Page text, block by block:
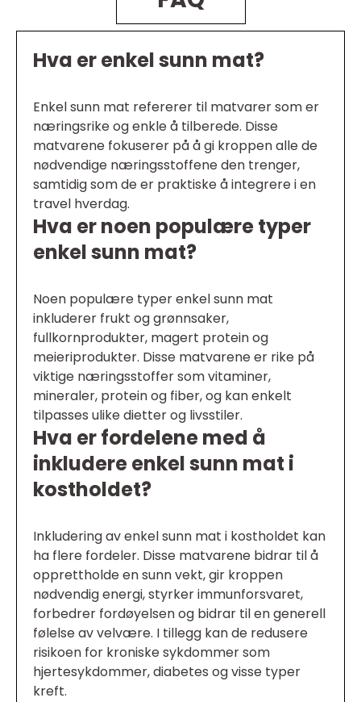
Hva er enkel sunn mat?
Enkel sunn mat refererer til matvarer som er
næringsrike og enkle å tilberede. Disse
matvarene fokuserer på å gi kroppen alle de
nødvendige næringsstoffene den trenger,
samtidig som de er praktiske å integrere i en
travel hverdag.
Hva er noen populære typer
enkel sunn mat?
Noen populære typer enkel sunn mat
inkluderer frukt og grønnsaker,
fullkornprodukter, magert protein og
meieriprodukter. Disse matvarene er rike på
viktige næringsstoffer som vitaminer,
mineraler, protein og fiber, og kan enkelt
tilpasses ulike dietter og livsstiler.
Hva er fordelene med å
inkludere enkel sunn mat i
kostholdet?
Inkludering av enkel sunn mat i kostholdet kan
ha flere fordeler. Disse matvarene bidrar til å
opprettholde en sunn vekt, gir kroppen
nødvendig energi, styrker immunforsvaret,
forbedrer fordøyelsen og bidrar til en generell
følelse av velvære. I tillegg kan de redusere
risikoen for kroniske sykdommer som
hjertesykdommer, diabetes og visse typer
kreft.